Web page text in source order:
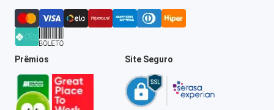
Prêmios Site Seguro